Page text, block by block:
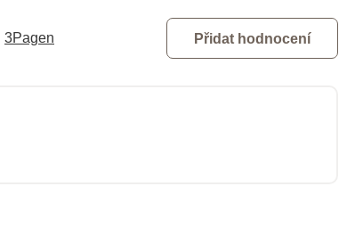
3Pagen Přidat hodnocení